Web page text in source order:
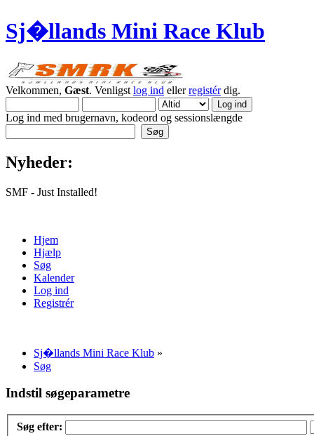
Sj�llands Mini Race Klub
Velkommen, Gæst. Venligst log ind ellerregistérdig.
Log ind med brugernavn, kodeord og sessionslængde
Nyheder:
SMF - Just Installed!
Hjem
Hjælp
Søg
Kalender
Log ind
Registrér
Sj�llands Mini Race Klub »
Søg
Indstil søgeparametre
Søg efter: